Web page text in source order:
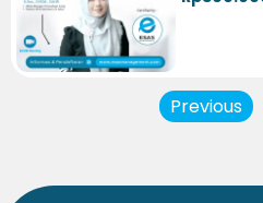
Previous